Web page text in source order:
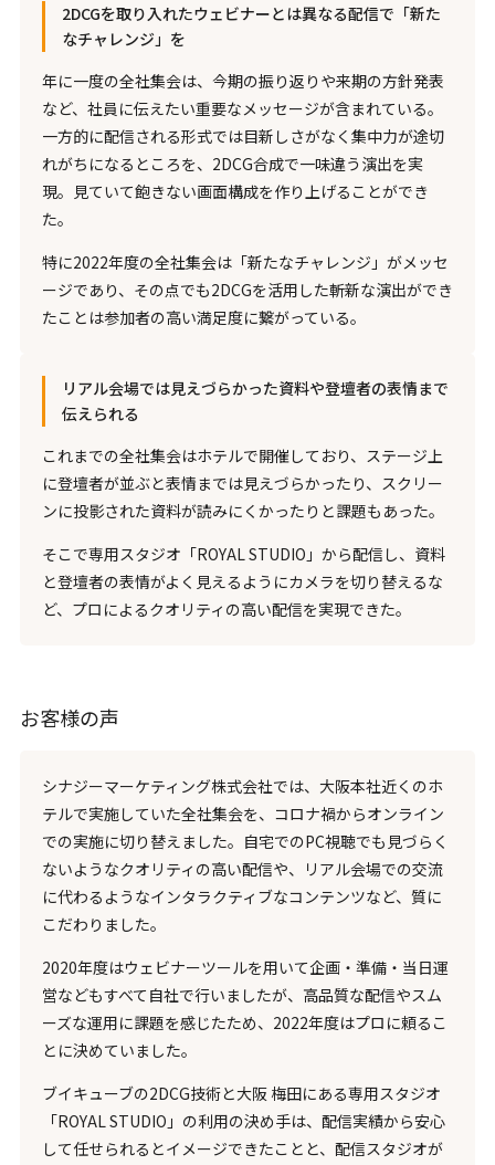
2DCGを取り入れたウェビナーとは異なる配信で「新た
なチャレンジ」を
年に一度の全社集会は、今期の振り返りや来期の方針発表
など、社員に伝えたい重要なメッセージが含まれている。
一方的に配信される形式では目新しさがなく集中力が途切
れがちになるところを、2DCG合成で一味違う演出を実
現。見ていて飽きない画面構成を作り上げることができ
た。
特に2022年度の全社集会は「新たなチャレンジ」がメッセ
ージであり、その点でも2DCGを活用した斬新な演出ができ
たことは参加者の高い満足度に繋がっている。
リアル会場では見えづらかった資料や登壇者の表情まで
伝えられる
これまでの全社集会はホテルで開催しており、ステージ上
に登壇者が並ぶと表情までは見えづらかったり、スクリー
ンに投影された資料が読みにくかったりと課題もあった。
そこで専用スタジオ「ROYAL STUDIO」から配信し、資料
と登壇者の表情がよく見えるようにカメラを切り替えるな
ど、プロによるクオリティの高い配信を実現できた。
お客様の声
シナジーマーケティング株式会社では、大阪本社近くのホ
テルで実施していた全社集会を、コロナ禍からオンライン
での実施に切り替えました。自宅でのPC視聴でも見づらく
ないようなクオリティの高い配信や、リアル会場での交流
に代わるようなインタラクティブなコンテンツなど、質に
こだわりました。
2020年度はウェビナーツールを用いて企画・準備・当日運
営などもすべて自社で行いましたが、高品質な配信やスム
ーズな運用に課題を感じたため、2022年度はプロに頼るこ
とに決めていました。
ブイキューブの2DCG技術と大阪 梅田にある専用スタジオ
「ROYAL STUDIO」の利用の決め手は、配信実績から安心
して任せられるとイメージできたことと、配信スタジオが